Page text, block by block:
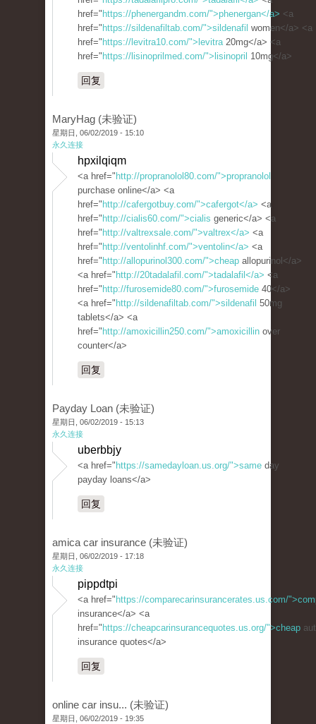
href=" https://phenergandm.com/">phenergan</a> <a
href=" https://sildenafiltab.com/">sildenafil women</a> <a
href=" https://levitra10.com/">levitra20mg</a> <a
href=" https://lisinoprilmed.com/">lisinopril 10mg</a>
回复
MaryHag (未验证)
星期日, 06/02/2019 - 15:10
永久连接
hpxilqiqm
<a href=" http://propranolol80.com/">propranolol
purchase online</a> <a
href=" http://cafergotbuy.com/">cafergot</a> <a
href=" http://cialis60.com/">cialis generic</a> <a
href=" http://valtrexsale.com/">valtrex</a> <a
href=" http://ventolinhf.com/">ventolin</a> <a
href=" http://allopurinol300.com/">cheap allopurinol</a>
<a href=" http://20tadalafil.com/">tadalafil</a> <a
href=" http://furosemide80.com/">furosemide 40</a>
<a href=" http://sildenafiltab.com/">sildenafil 50mg
tablets</a> <a
href=" http://amoxicillin250.com/">amoxicillin over
counter</a>
回复
Payday Loan (未验证)
星期日, 06/02/2019 - 15:13
永久连接
uberbbjy
<a href=" https://samedayloan.us.org/">same day
payday loans</a>
回复
amica car insurance (未验证)
星期日, 06/02/2019 - 17:18
永久连接
pippdtpi
<a href=" https://comparecarinsurancerates.us.com/
insurance</a> <a
href=" https://cheapcarinsurancequotes.us.org/">cheap
insurance quotes</a>
回复
online car insu... (未验证)
星期日, 06/02/2019 - 19:35